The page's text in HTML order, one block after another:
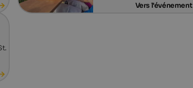
Vers l'événement